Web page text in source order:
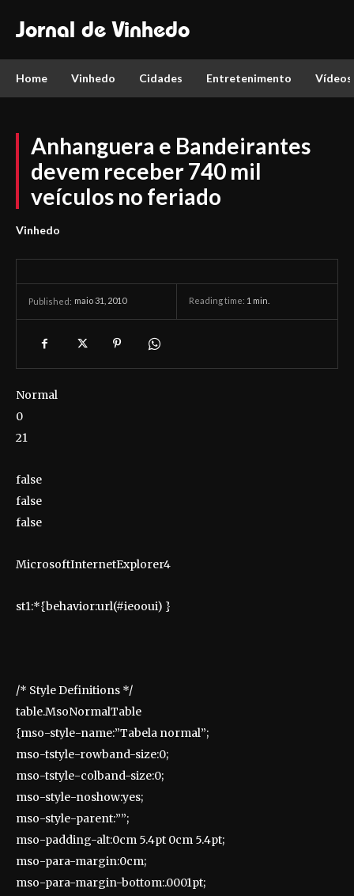
Jornal de Vinhedo
Home Vinhedo Cidades Entretenimento Vídeos
Anhanguera e Bandeirantes
devem receber 740 mil
veículos no feriado
Vinhedo
Published: maio 31, 2010 Reading time: 1 min.
Normal
0
21
false
false
false
MicrosoftInternetExplorer4
st1:*{behavior:url(#ieooui) }
/* Style Definitions */
table.MsoNormalTable
{mso-style-name:”Tabela normal”;
mso-tstyle-rowband-size:0;
mso-tstyle-colband-size:0;
mso-style-noshow:yes;
mso-style-parent:””;
mso-padding-alt:0cm 5.4pt 0cm 5.4pt;
mso-para-margin:0cm;
mso-para-margin-bottom:.0001pt;